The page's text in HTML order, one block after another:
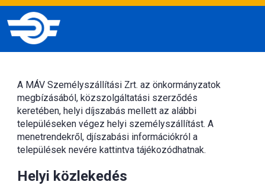
A MÁV Személyszállítási Zrt. az önkormányzatok
megbízásából, közszolgáltatási szerződés
keretében, helyi díjszabás mellett az alábbi
településeken végez helyi személyszállítást. A
menetrendekről, djíszabási információkról a
települések nevére kattintva tájékozódhatnak.
Helyi közlekedés